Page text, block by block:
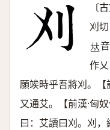
〔
刈
𠀤
作
願竢時乎吾將刈。【
又通艾。【前漢·匈
曰：艾讀曰刈。刈，